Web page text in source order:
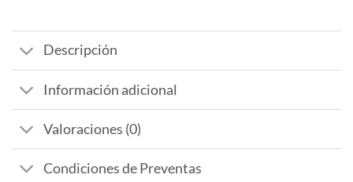
Descripción
Información adicional
Valoraciones (0)
Condiciones de Preventas